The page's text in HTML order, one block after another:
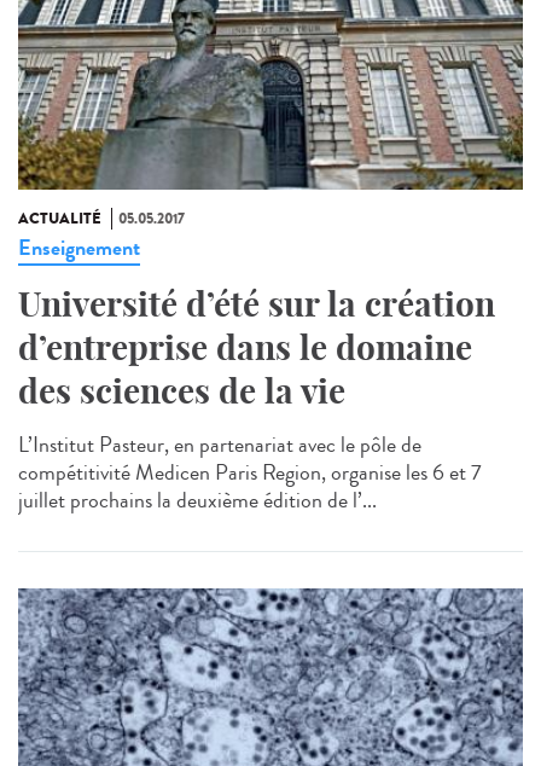
ACTUALITÉ 05.05.2017
Enseignement
Université d’été sur la création
d’entreprise dans le domaine
des sciences de la vie
L’Institut Pasteur, en partenariat avec le pôle de
compétitivité Medicen Paris Region, organise les 6 et 7
juillet prochains la deuxième édition de l’...